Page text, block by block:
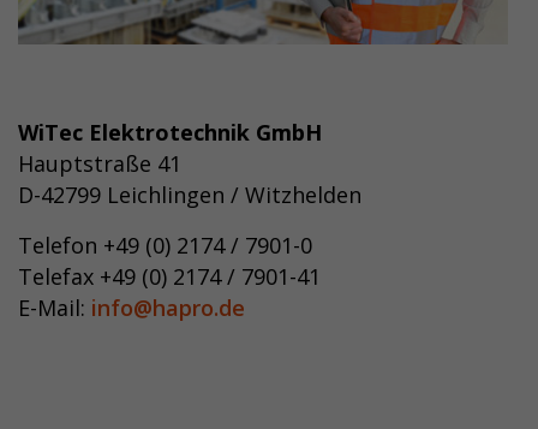
WiTec Elektrotechnik GmbH
Hauptstraße 41
D-42799 Leichlingen / Witzhelden
Telefon +49 (0) 2174 / 7901-0
Telefax +49 (0) 2174 / 7901-41
E-Mail: info@hapro.de